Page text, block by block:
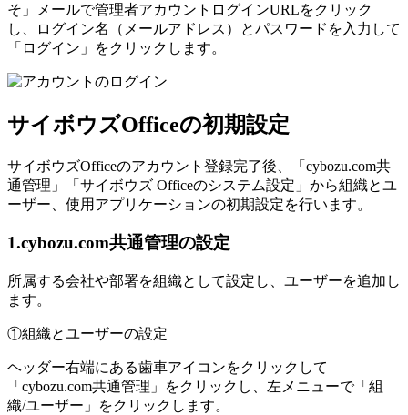
そ」メールで管理者アカウントログインURLをクリック
し、ログイン名（メールアドレス）とパスワードを入力して
「ログイン」をクリックします。
サイボウズOfficeの初期設定
サイボウズOfficeのアカウント登録完了後、「cybozu.com共
通管理」「サイボウズ Officeのシステム設定」から組織とユ
ーザー、使用アプリケーションの初期設定を行います。
1.cybozu.com共通管理の設定
所属する会社や部署を組織として設定し、ユーザーを追加し
ます。
①組織とユーザーの設定
ヘッダー右端にある歯車アイコンをクリックして
「cybozu.com共通管理」をクリックし、左メニューで「組
織/ユーザー」をクリックします。